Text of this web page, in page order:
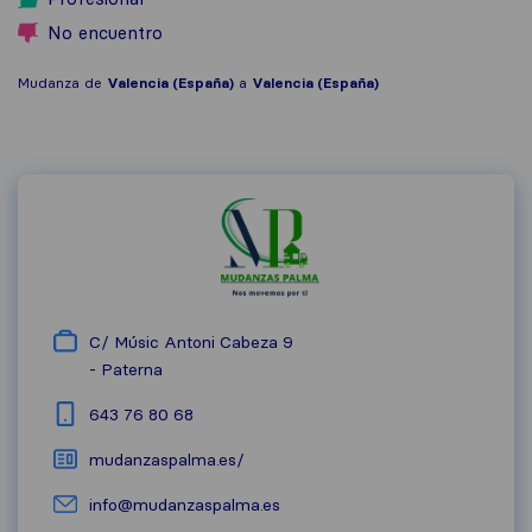
No encuentro
Mudanza de Valencia (España) a Valencia (España)
C/ Músic Antoni Cabeza 9
- Paterna
643 76 80 68
mudanzaspalma.es/
info@mudanzaspalma.es